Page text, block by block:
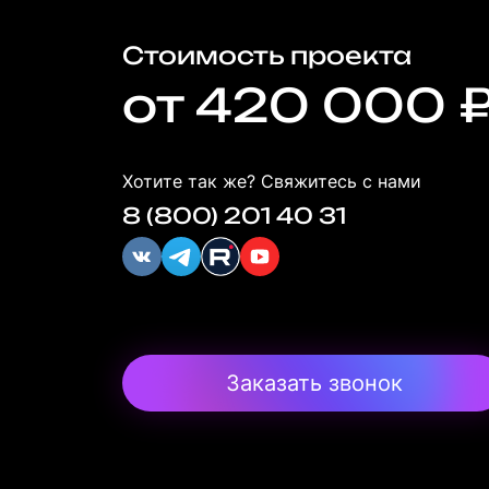
Стоимость проекта
от 420 000
Хотите так же? Свяжитесь с нами
8 (800) 201 40 31
Заказать звонок